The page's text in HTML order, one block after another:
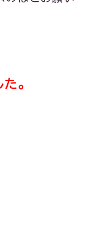
。